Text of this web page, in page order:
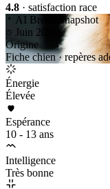
4.8 · satisfaction race
AI Breed Snapshot
Juin 2026
Origine
Fiche chien · repères
Énergie
Élevée
Espérance
10 - 13 ans
Intelligence
Très bonne